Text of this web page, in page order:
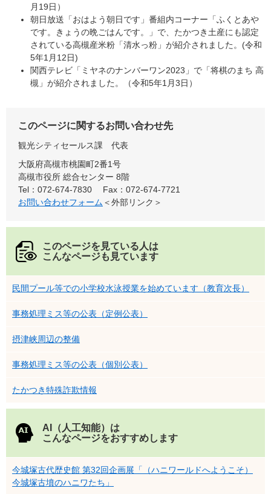
月19日）
朝日放送「おはよう朝日です」番組内コーナー「ふくとあや
です。きょうの晩ごはんです。」で、たかつき土産にも認定
されている高槻産米粉「清水っ粉」が紹介されました。(令和
5年1月12日)
関西テレビ「ミヤネのナンバーワン2023」で「将棋のまち 高
槻」が紹介されました。（令和5年1月3日）
このページに関するお問い合わせ先
観光シティセールス課
代表
大阪府高槻市桃園町2番1号
高槻市役所 総合センター 8階
Tel：072-674-7830
Fax：072-674-7721
お問い合わせフォーム ＜外部リンク＞
このページを見ている人は
こんなページも見ています
民間プール等での小学校水泳授業を始めています（教育次長）
事務処理ミス等の公表（定例公表）
摂津峡周辺の整備
事務処理ミス等の公表（個別公表）
たかつき特殊詐欺情報
AI（人工知能）は
こんなページをおすすめします
今城塚古代歴史館 第32回企画展「（ハニワールドへようこそ）
今城塚古墳のハニワたち」